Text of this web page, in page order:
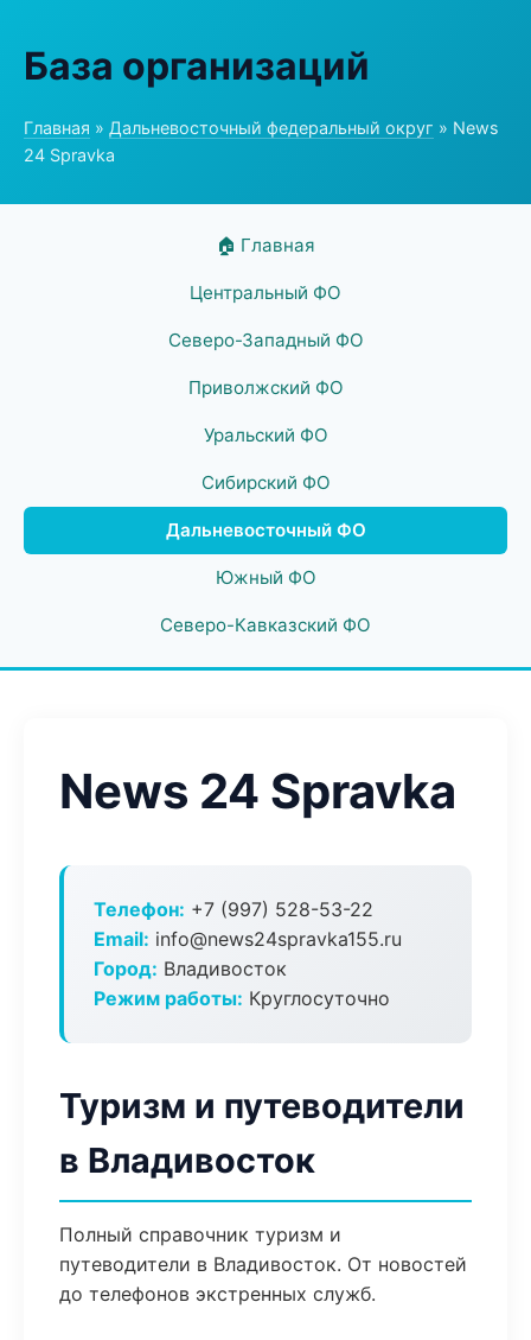
База организаций
Главная » Дальневосточный федеральный округ » News
24 Spravka
🏠 Главная
Центральный ФО
Северо-Западный ФО
Приволжский ФО
Уральский ФО
Сибирский ФО
Дальневосточный ФО
Южный ФО
Северо-Кавказский ФО
News 24 Spravka
Телефон: +7 (997) 528-53-22
Email: info@news24spravka155.ru
Город: Владивосток
Режим работы: Круглосуточно
Туризм и путеводители
в Владивосток
Полный справочник туризм и
путеводители в Владивосток. От новостей
до телефонов экстренных служб.